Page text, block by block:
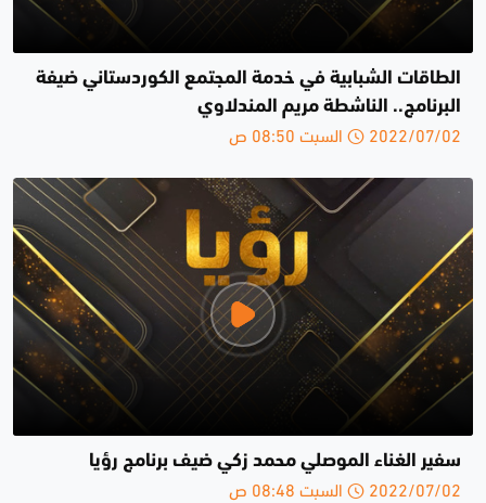
الطاقات الشبابية في خدمة المجتمع الكوردستاني ضيفة
البرنامج.. الناشطة مريم المندلاوي
2022/07/02 السبت 08:50 ص
سفير الغناء الموصلي محمد زكي ضيف برنامج رؤيا
2022/07/02 السبت 08:48 ص